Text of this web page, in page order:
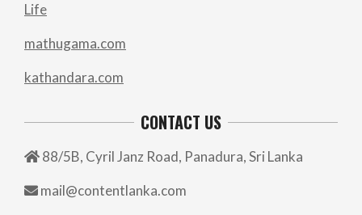
Life
mathugama.com
kathandara.com
CONTACT US
88/5B, Cyril Janz Road, Panadura, Sri Lanka
mail@contentlanka.com